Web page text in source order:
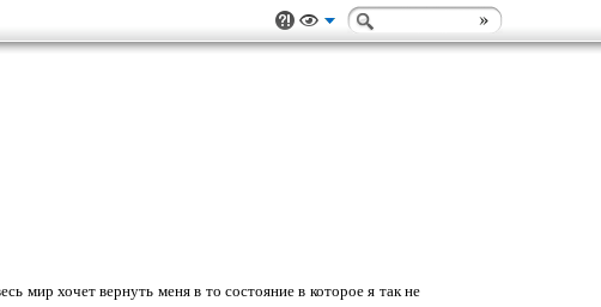
мир хочет вернуть меня в то состояние в которое я так не